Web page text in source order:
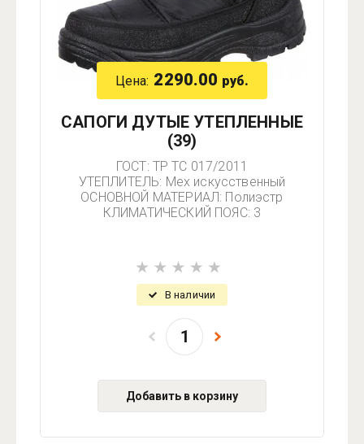
Цена: 2290.00 руб.
САПОГИ ДУТЫЕ УТЕПЛЕННЫЕ
(39)
ГОСТ: ТР ТС 017/2011
УТЕПЛИТЕЛЬ: Мех искусственный
ОСНОВНОЙ МАТЕРИАЛ: Полиэстр
КЛИМАТИЧЕСКИЙ ПОЯС: 3
В наличии
Добавить в корзину